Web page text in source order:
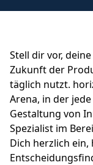
Stell dir vor,
Zukunft der
täglich nutzt.
Arena, in der
Gestaltung von
Spezialist im
Dich herzlich